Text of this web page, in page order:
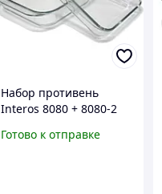
Набор противень
Interos 8080 + 8080-2
00002693
Готово к отправке